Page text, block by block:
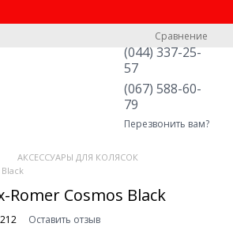
Сравнение
(044) 337-25-
57
(067) 588-60-
79
Перезвонить вам?
АКСЕССУАРЫ ДЛЯ КОЛЯСОК
Cosmos Black
Оставить отзыв